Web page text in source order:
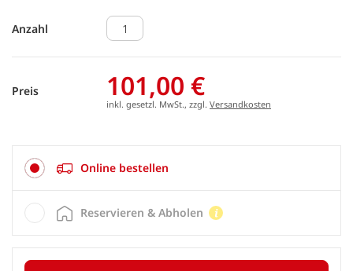
Anzahl
Preis 101,00 €
inkl. gesetzl. MwSt., zzgl. Versandkosten
Online bestellen
Reservieren & Abholen